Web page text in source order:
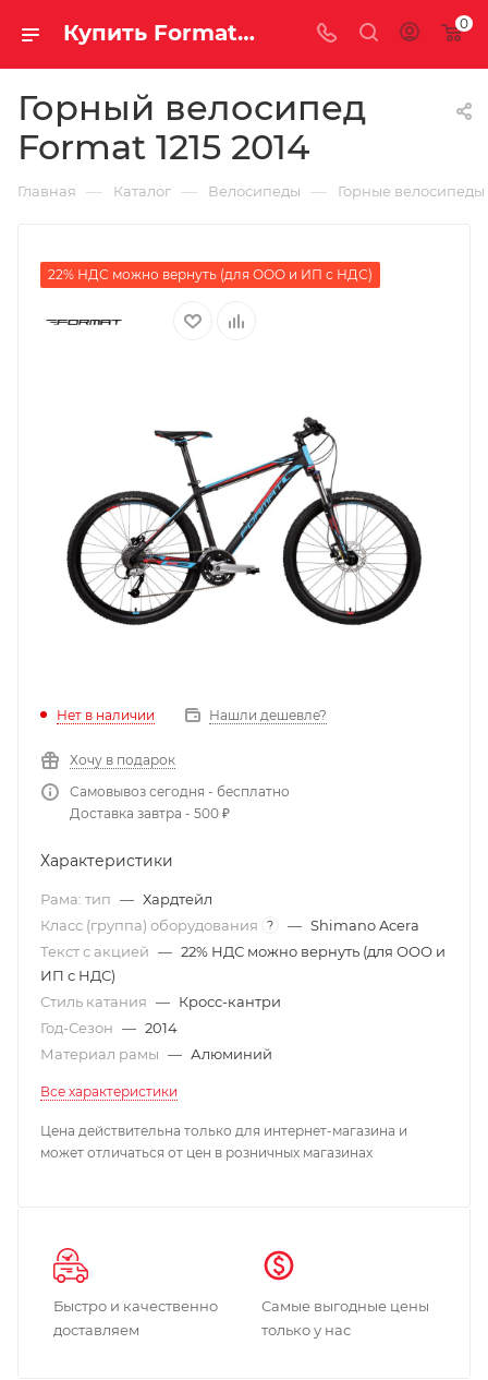
Купить Format 1215 2014 за рублей, а со скидкой 0
Горный велосипед
Format 1215 2014
Главная — Каталог — Велосипеды — Горные велосипеды
22% НДС можно вернуть (для ООО и ИП с НДС)
Нет в наличии Нашли дешевле?
Хочу в подарок
Самовывоз сегодня - бесплатно
Доставка завтра - 500 ₽
Характеристики
Рама: тип — Хардтейл
Класс (группа) оборудования
? — Shimano Acera
Текст с акцией — 22% НДС можно вернуть (для ООО и
ИП с НДС)
Стиль катания — Кросс-кантри
Год-Сезон — 2014
Материал рамы — Алюминий
Все характеристики
Цена действительна только для интернет-магазина и
может отличаться от цен в розничных магазинах
Быстро и качественно
доставляем
Самые выгодные цены
только у нас